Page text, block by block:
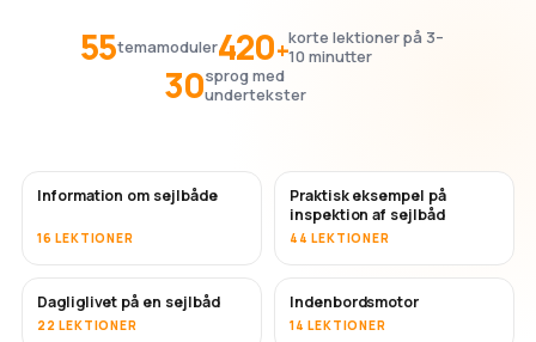
55temamoduler420+korte lektioner på 3–
10 minutter
30sprog med
undertekster
Information om sejlbåde
16 LEKTIONER
Praktisk eksempel på
inspektion af sejlbåd
44 LEKTIONER
Dagliglivet på en sejlbåd
22 LEKTIONER
Indenbordsmotor
14 LEKTIONER